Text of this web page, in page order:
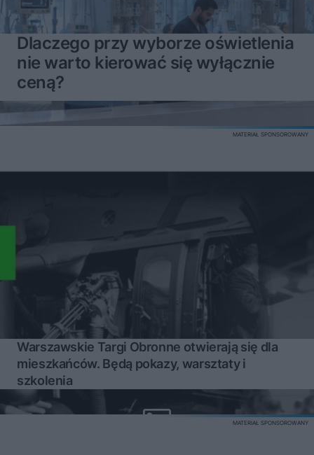
Dlaczego przy wyborze oświetlenia
nie warto kierować się wyłącznie
ceną?
Warszawskie Targi Obronne otwierają się dla
mieszkańców. Będą pokazy, warsztaty i
szkolenia
MATERIAŁ SPONSOROWANY
MATERIAŁ SPONSOROWANY